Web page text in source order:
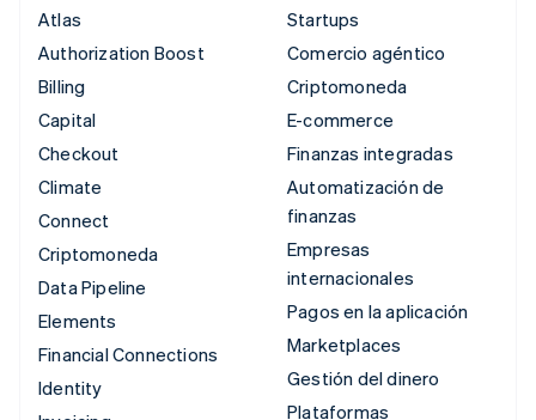
Atlas
Authorization Boost
Billing
Capital
Checkout
Climate
Connect
Criptomoneda
Data Pipeline
Elements
Financial Connections
Identity
Startups
Comercio agéntico
Criptomoneda
E-commerce
Finanzas integradas
Automatización de
finanzas
Empresas
internacionales
Pagos en la aplicación
Marketplaces
Gestión del dinero
Plataformas